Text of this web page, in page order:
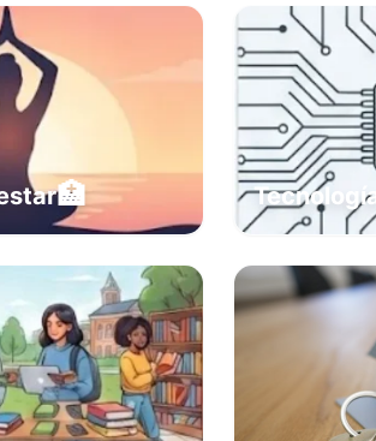
🏥 Tecnología